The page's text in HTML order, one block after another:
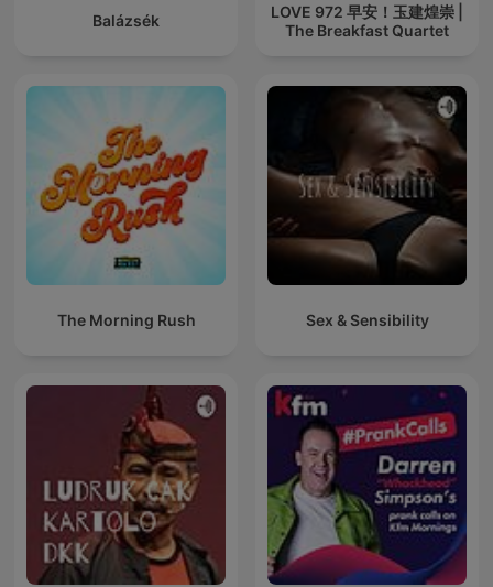
Balázsék
LOVE 972 早安！玉建煌崇 |
The Breakfast Quartet
The Morning Rush Sex & Sensibility